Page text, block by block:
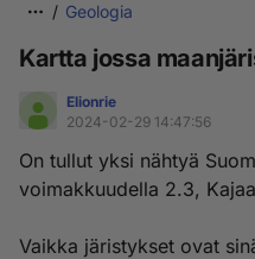
Geologia
Kartta jossa
Elionrie
2024-02-29 14:47:56
On tullut yksi nähtyä
voimakkuudella 2.3,
Vaikka järistykset ovat